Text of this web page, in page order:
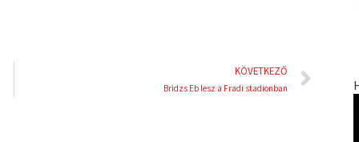
KÖVETKEZŐ
Bridzs Eb lesz a Fradi stadionban